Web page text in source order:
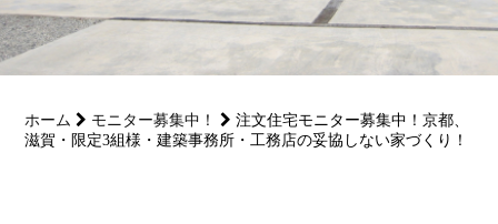
サービス
ホーム モニター募集中！
注文住宅モニター募集中！京都、
滋賀・限定3組様・建築事務所・工務店の妥協しない家づくり！